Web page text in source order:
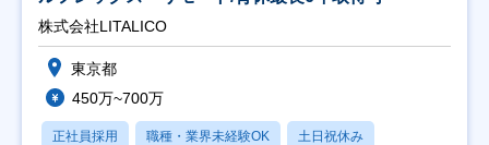
株式会社LITALICO
東京都
450万~700万
正社員採用 職種・業界未経験OK 土日祝休み